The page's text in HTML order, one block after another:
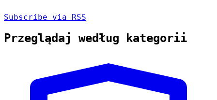
Subscribe via RSS
Przeglądaj według kategorii